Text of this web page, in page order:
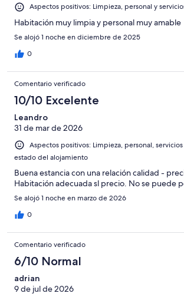
Aspectos positivos: Limpieza, personal y
Habitación muy limpia y personal muy amable
Se alojó 1 noche en diciembre de 2025
0
Comentario verificado
10/10 Excelente
Leandro
31 de mar de 2026
Aspectos positivos: Limpieza, personal,
estado del alojamiento
Buena estancia con una relación calidad -
Habitación adecuada sl precio. No se puede
Se alojó 1 noche en marzo de 2026
0
Comentario verificado
6/10 Normal
adrian
9 de jul de 2026